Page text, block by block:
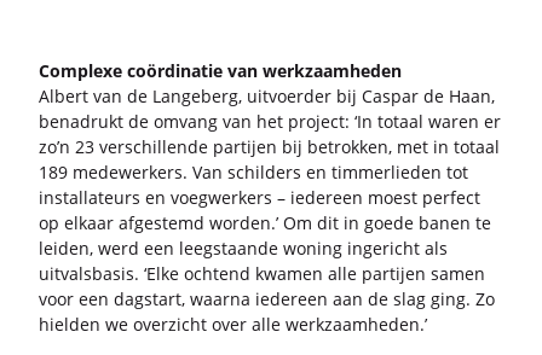
Com­plexe co­ör­di­na­tie van werk­zaam­he­den
Al­bert van de Lan­ge­berg, uit­voer­der bij Ca­spar de Haan,
be­na­drukt de om­vang van het pro­ject: ‘In to­taal waren er
zo’n 23 ver­schil­len­de par­tij­en bij be­trok­ken, met in to­taal
189 me­de­wer­kers. Van schil­ders en tim­mer­lie­den tot
in­stal­la­teurs en voeg­wer­kers – ie­der­een moest per­fect
op el­kaar af­ge­stemd wor­den.’ Om dit in goede banen te
lei­den, werd een leeg­staan­de wo­ning in­ge­richt als
uit­vals­ba­sis. ‘Elke och­tend kwa­men alle par­tij­en samen
voor een dags­tart, waar­na ie­der­een aan de slag ging. Zo
hiel­den we over­zicht over alle werk­zaam­he­den.’